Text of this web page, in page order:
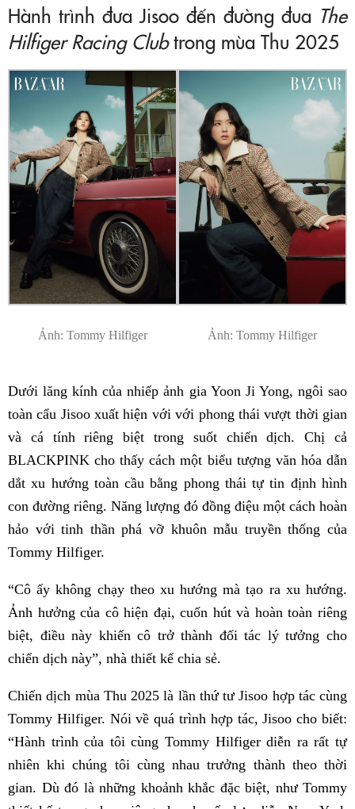
Hành trình đưa Jisoo đến đường đua The
Hilfiger Racing Clubtrong mùa Thu 2025
Ảnh: Tommy Hilfiger Ảnh: Tommy Hilfiger
Dưới lăng kính của nhiếp ảnh gia Yoon Ji Yong, ngôi sao
toàn cẩu Jisoo xuất hiện với với phong thái vượt thời gian
và cá tính riêng biệt trong suốt chiến dịch. Chị cả
BLACKPINK cho thấy cách một biểu tượng văn hóa dẫn
dắt xu hướng toàn cầu bằng phong thái tự tin định hình
con đường riêng. Năng lượng đó đồng điệu một cách hoàn
hảo với tinh thần phá vỡ khuôn mẫu truyền thống của
Tommy Hilfiger.
“Cô ấy không chạy theo xu hướng mà tạo ra xu hướng.
Ảnh hưởng của cô hiện đại, cuốn hút và hoàn toàn riêng
biệt, điều này khiến cô trở thành đối tác lý tưởng cho
chiến dịch này”, nhà thiết kế chia sẻ.
Chiến dịch mùa Thu 2025 là lần thứ tư Jisoo hợp tác cùng
Tommy Hilfiger. Nói về quá trình hợp tác, Jisoo cho biết:
“Hành trình của tôi cùng Tommy Hilfiger diễn ra rất tự
nhiên khi chúng tôi cùng nhau trưởng thành theo thời
gian. Dù đó là những khoảnh khắc đặc biệt, như Tommy